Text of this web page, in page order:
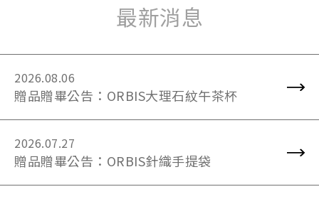
最新消息
2026.08.06
贈品贈畢公告：ORBIS大理石紋午茶杯
2026.07.27
贈品贈畢公告：ORBIS針織手提袋